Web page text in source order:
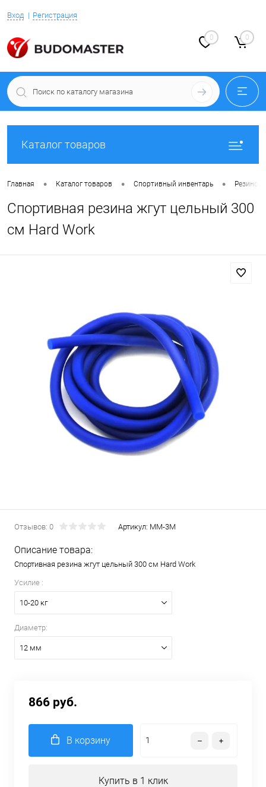
Вход Регистрация
0 0
Каталог товаров
Главная • Каталог товаров • Спортивный инвентарь •
Спортивная резина жгут цельный 300
см Hard Work
Отзывов: 0 Артикул: MM-3M
Описание товара:
Спортивная резина жгут цельный 300 см Hard Work
Усилие :
10-20 кг
Диаметр:
12 мм
866 руб.
В корзину
Купить в 1 клик